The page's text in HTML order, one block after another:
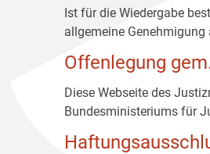
Ist für die Wiedergabe
allgemeine
Offenlegung
Diese Webseite des
Bundesministeriums für